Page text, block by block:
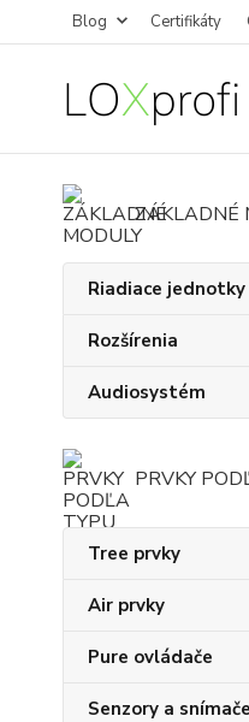
Blog Certifikáty
ZÁKLADNÉ
Riadiace jednotky
Rozšírenia
Audiosystém
PRVKY
Tree prvky
Air prvky
Pure ovládače
Senzory a snímače